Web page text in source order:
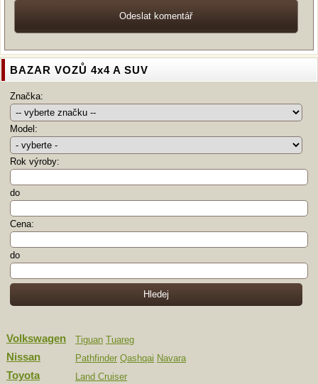
BAZAR VOZŮ 4x4 A SUV
Značka:
Model:
Rok výroby:
do
Cena:
do
Volkswagen Tiguan Tuareg
Nissan Pathfinder Qashqai Navara
Toyota Land Cruiser